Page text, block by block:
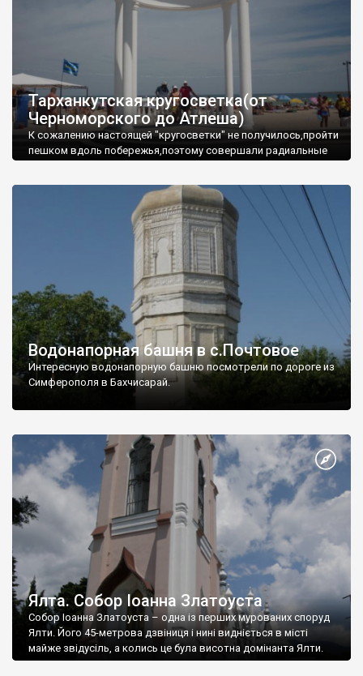
Тарханкутская кругосветка(от
Черноморского до Атлеша)
К сожалению настоящей "кругосветки" не получилось,пройти
пешком вдоль побережья,поэтому совершали радиальные
Водонапорная башня в с.Почтовое
Интересную водонапорную башню посмотрели по дороге из
Симферополя в Бахчисарай.
Ялта. Собор Іоанна Златоуста
Собор Іоанна Златоуста – одна із перших мурованих споруд
Ялти. Його 45-метрова дзвіниця і нині видніється в місті
майже звідусіль, а колись це була висотна домінанта Ялти.